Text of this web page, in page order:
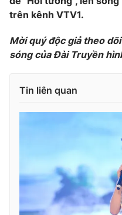
Video
VTV Money
VTV9
Liên hệ tòa soạn
trên kênh VTV1.
Mời quý độc giả theo
sóng của Đài Truyền
Tin liên quan